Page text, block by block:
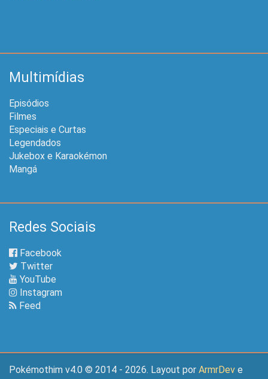
Multimídias
Episódios
Filmes
Especiais e Curtas
Legendados
Jukebox e Karaokémon
Mangá
Redes Sociais
Facebook
Twitter
YouTube
Instagram
Feed
Pokémothim v4.0 © 2014 - 2026. Layout por ArmrDev e